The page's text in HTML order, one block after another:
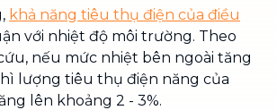
khả năng tiêu thụ điện của điều
với nhiệt độ môi trường. Theo
nếu mức nhiệt bên ngoài tăng
lượng tiêu thụ điện năng của
lên khoảng 2 - 3%.